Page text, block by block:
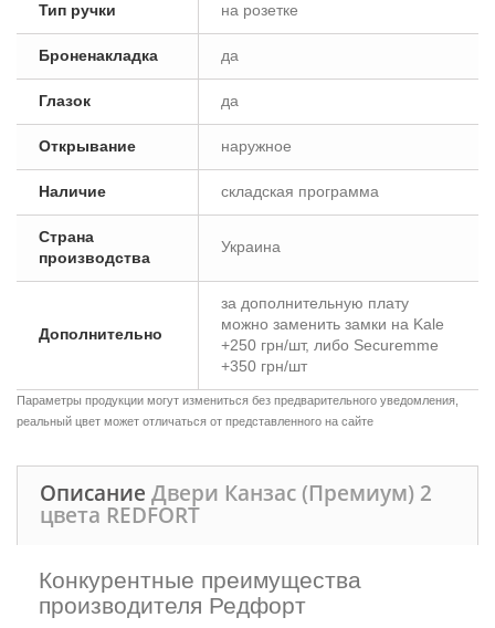
Тип ручки на розетке
Броненакладка да
Глазок да
Открывание наружное
Наличие складская программа
Страна
производства
Украина
Дополнительно
за дополнительную плату
можно заменить замки на Kale
+250 грн/шт, либо Securemme
+350 грн/шт
Параметры продукции могут измениться без предварительного уведомления,
реальный цвет может отличаться от представленного на сайте
Описание Двери Канзас (Премиум) 2
цвета REDFORT
Конкурентные преимущества
производителя Редфорт